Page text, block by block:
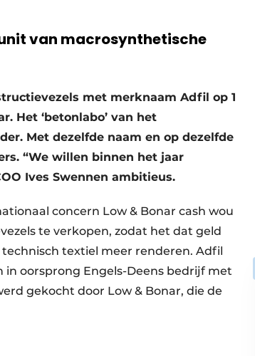
van macrosynthetische
met merknaam Adfil op 1
Het ‘betonlabo’ van het
Met dezelfde naam en op dezelfde
“We willen binnen het jaar
Ives Swennen ambitieus.
concern Low & Bonar cash wou
te verkopen, zodat het dat geld
textiel meer renderen. Adfil
in oorsprong Engels-Deens bedrijf met
gekocht door Low & Bonar, die de